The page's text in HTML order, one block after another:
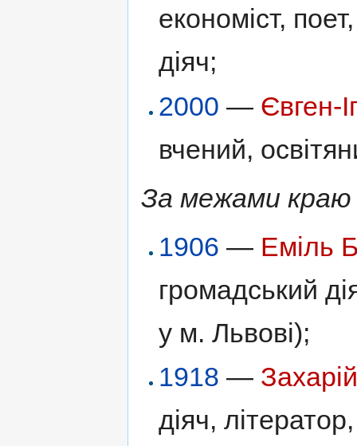
економіст,
діяч;
2000 — Євген-
вчений,
За межами краю
1906 — Еміль
громадський
у м. Львові);
1918 —
діяч,